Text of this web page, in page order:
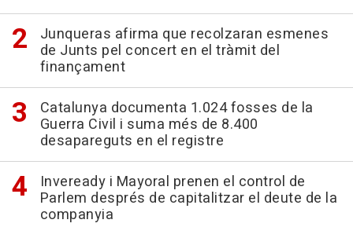
Junqueras afirma que recolzaran esmenes
de Junts pel concert en el tràmit del
finançament
Catalunya documenta 1.024 fosses de la
Guerra Civil i suma més de 8.400
desapareguts en el registre
Inveready i Mayoral prenen el control de
Parlem després de capitalitzar el deute de la
companyia